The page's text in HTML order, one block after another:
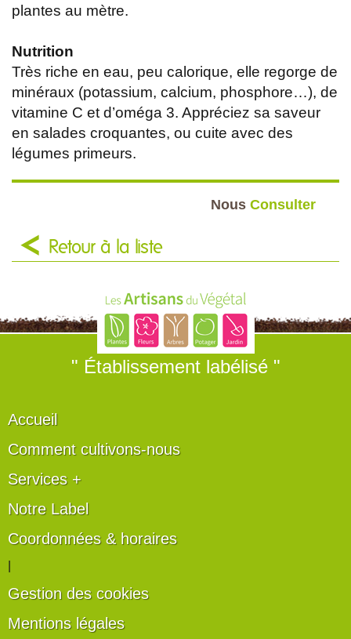
plantes au mètre.
Nutrition
Très riche en eau, peu calorique, elle regorge de
minéraux (potassium, calcium, phosphore…), de
vitamine C et d’oméga 3. Appréciez sa saveur
en salades croquantes, ou cuite avec des
légumes primeurs.
Nous Consulter
Retour à la liste
" Établissement labélisé "
Accueil
Comment cultivons-nous
Services +
Notre Label
Coordonnées & horaires
Gestion des cookies
Mentions légales